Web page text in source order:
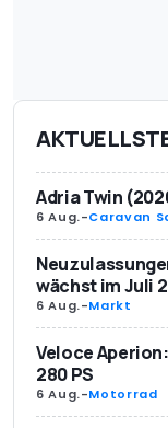
Adria Twin
6 Aug.-Caravan
wächst im Juli
6 Aug.-Markt
Veloce
280 PS
6 Aug.-Motorrad